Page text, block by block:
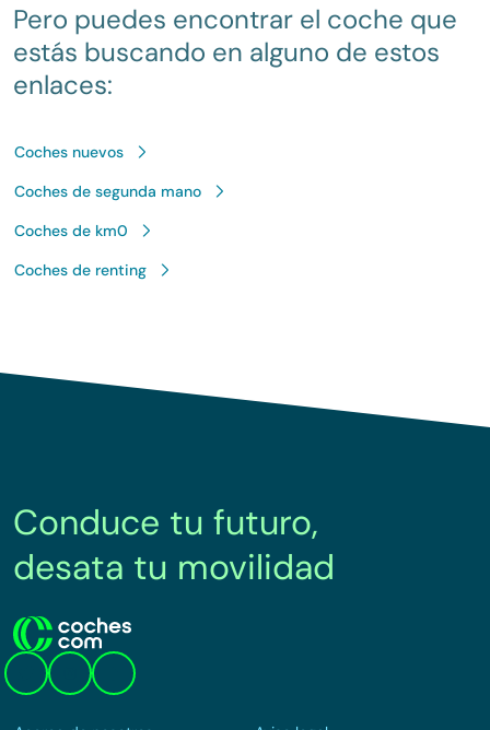
Pero puedes encontrar el coche que
estás buscando en alguno de estos
enlaces:
Coches nuevos
Coches de segunda mano
Coches de km0
Coches de renting
Conduce tu futuro,
desata tu movilidad